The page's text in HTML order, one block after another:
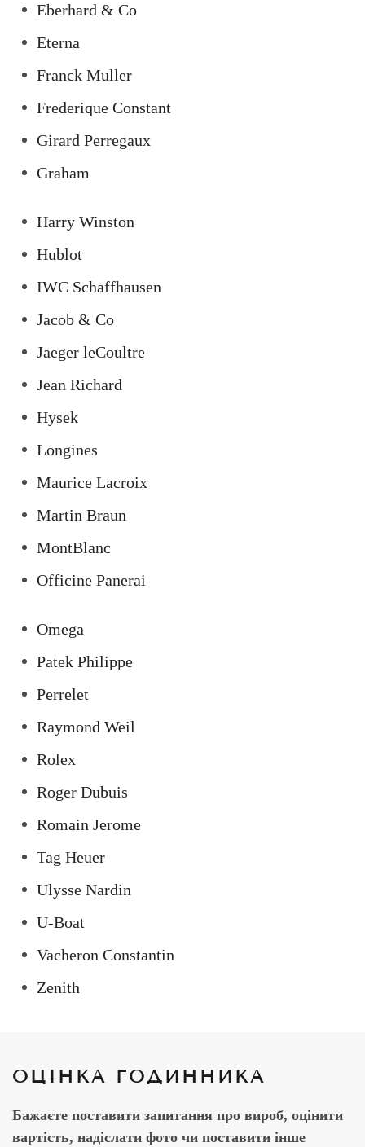
Eberhard & Co
Eterna
Franck Muller
Frederique Constant
Girard Perregaux
Graham
Harry Winston
Hublot
IWC Schaffhausen
Jacob & Co
Jaeger leCoultre
Jean Richard
Hysek
Longines
Maurice Lacroix
Martin Braun
MontBlanc
Officine Panerai
Omega
Patek Philippe
Perrelet
Raymond Weil
Rolex
Roger Dubuis
Romain Jerome
Tag Heuer
Ulysse Nardin
U-Boat
Vacheron Constantin
Zenith
ОЦІНКА ГОДИННИКА
Бажаєте поставити запитання про вироб, оцінити
вартість, надіслати фото чи поставити інше